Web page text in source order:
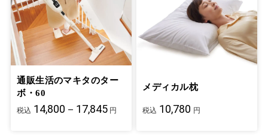
通販生活のマキタのター
ボ・60
税込 14,800－17,845 円
メディカル枕
税込 10,780 円